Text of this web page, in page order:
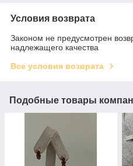
Условия возврата
Законом не предусмотрен
надлежащего качества
Все условия возврата
Подобные товары